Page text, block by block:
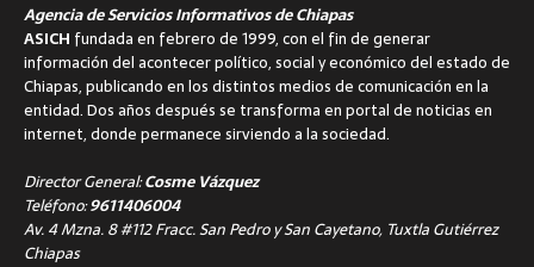
Agencia de Servicios Informativos de Chiapas
ASICH fundada en febrero de 1999, con el fin de generar
información del acontecer político, social y económico del estado de
Chiapas, publicando en los distintos medios de comunicación en la
entidad. Dos años después se transforma en portal de noticias en
internet, donde permanece sirviendo a la sociedad.
Director General:Cosme Vázquez
Teléfono:9611406004
Av. 4 Mzna. 8 #112 Fracc. San Pedro y San Cayetano, Tuxtla Gutiérrez
Chiapas